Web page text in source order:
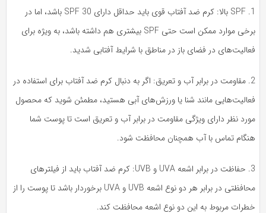
1. SPF بالا: کرم ضد آفتاب قوی باید حداقل دارای SPF 30 باشد، اما در
برخی موارد ممکن است حتی SPF بیشتری هم داشته باشد، به ویژه برای
در فضای باز در مناطق با شرایط آفتابی شدید.
2. مقاومت در برابر آب و تعریق: اگر به دنبال کرم ضد آفتاب برای استفاده در
مانند شنا یا ورزش‌های آبی هستید، مطمئن شوید که محصول
نظر دارای ویژگی مقاومت در برابر آب و تعریق است تا پوست شما
تماس با آب همچنان محافظت شود.
3. حفاظت در برابر اشعه UVA و UVB: کرم ضد آفتاب باید از فیلترهای
محافظتی در برابر هر دو نوع اشعه UVB و UVA برخوردار باشد تا پوست را از
مربوط به این دو نوع اشعه محافظت کند.